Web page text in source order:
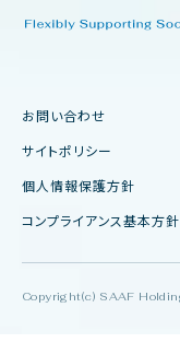
お問い合わせ
サイトポリシー
個人情報保護方針
コンプライアンス基本方針
Copyright(c) SAAF